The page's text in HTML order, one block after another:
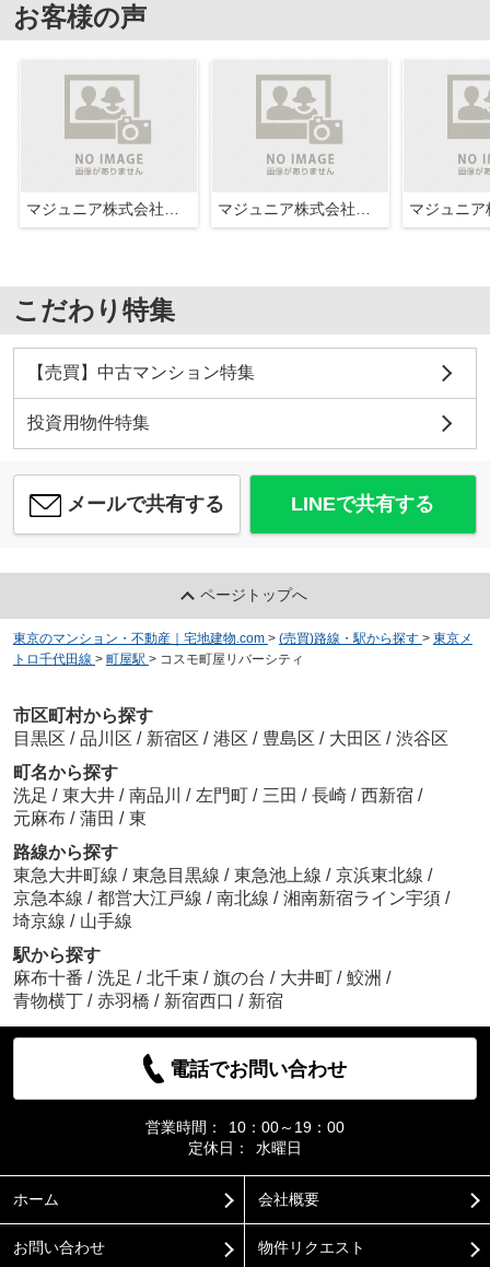
お客様の声
こだわり特集
【売買】中古マンション特集
投資用物件特集
メールで共有する LINEで共有する
ページトップへ
東京のマンション・不動産｜宅地建物.com > (売買)路線・駅から探す > 東京メ
トロ千代田線 > 町屋駅 > コスモ町屋リバーシティ
市区町村から探す
目黒区 / 品川区 / 新宿区 / 港区 / 豊島区 / 大田区 / 渋谷区
町名から探す
洗足 / 東大井 / 南品川 / 左門町 / 三田 / 長崎 / 西新宿 /
元麻布 / 蒲田 / 東
路線から探す
東急大井町線 / 東急目黒線 / 東急池上線 / 京浜東北線 /
京急本線 / 都営大江戸線 / 南北線 / 湘南新宿ライン宇須 /
埼京線 / 山手線
駅から探す
麻布十番 / 洗足 / 北千束 / 旗の台 / 大井町 / 鮫洲 /
青物横丁 / 赤羽橋 / 新宿西口 / 新宿
電話でお問い合わせ
営業時間：
10：00～19：00
定休日：
水曜日
ホーム 会社概要
お問い合わせ 物件リクエスト